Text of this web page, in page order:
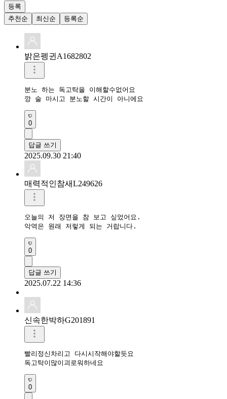
등록
추천순
최신순 등록순
밝은펭귄A1682802
분노 하는 독고탁을 이해할수없어요
깡 술 마시고 분노할 시간이 아니에요
0
답글 쓰기
2025.09.30 21:40
매력적인참새L249626
오늘의 저 장면을 참 보고 싶었어요.
악역은 원래 저렇게 되는 거랍니다.
0
답글 쓰기
2025.07.22 14:36
신속한박하G201891
빨리정신차리고 다시시작해야할듯요
독고탁이많이괴로워하네요
0